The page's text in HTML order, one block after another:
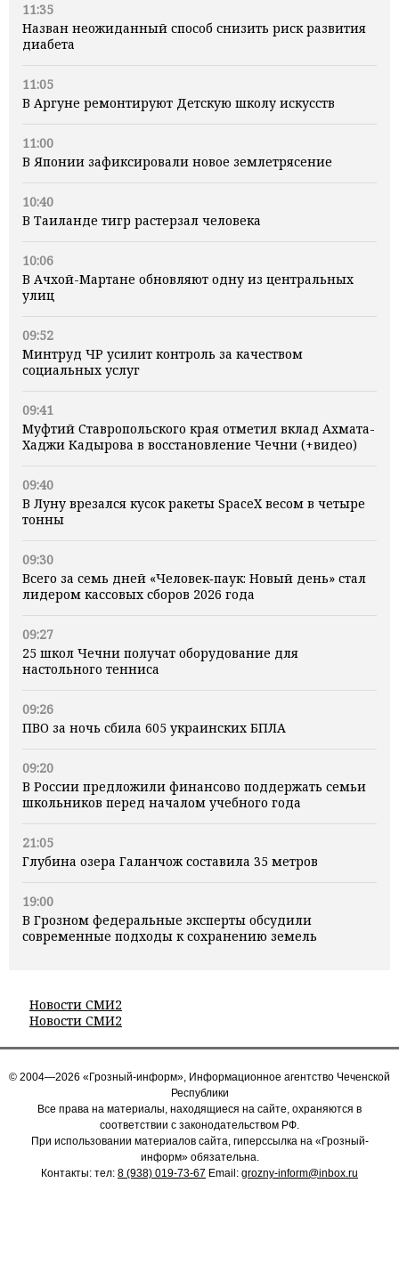
11:35
Назван неожиданный способ снизить риск развития
диабета
11:05
В Аргуне ремонтируют Детскую школу искусств
11:00
В Японии зафиксировали новое землетрясение
10:40
В Таиланде тигр растерзал человека
10:06
В Ачхой-Мартане обновляют одну из центральных
улиц
09:52
Минтруд ЧР усилит контроль за качеством
социальных услуг
09:41
Муфтий Ставропольского края отметил вклад Ахмата-
Хаджи Кадырова в восстановление Чечни (+видео)
09:40
В Луну врезался кусок ракеты SpaceX весом в четыре
тонны
09:30
Всего за семь дней «Человек‑паук: Новый день» стал
лидером кассовых сборов 2026 года
09:27
25 школ Чечни получат оборудование для
настольного тенниса
09:26
ПВО за ночь сбила 605 украинских БПЛА
09:20
В России предложили финансово поддержать семьи
школьников перед началом учебного года
21:05
Глубина озера Галанчож составила 35 метров
19:00
В Грозном федеральные эксперты обсудили
современные подходы к сохранению земель
Новости СМИ2
Новости СМИ2
© 2004—2026 «Грозный-информ», Информационное агентство Чеченской
Республики
Все права на материалы, находящиеся на сайте, охраняются в
соответствии с законодательством РФ.
При использовании материалов сайта, гиперссылка на «Грозный-
информ» обязательна.
Контакты: тел: 8 (938) 019-73-67 Email: grozny-inform@inbox.ru